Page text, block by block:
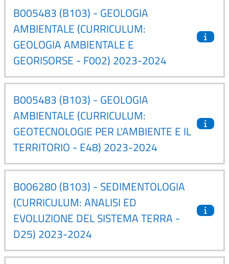
B005483 (B103) - GEOLOGIA
AMBIENTALE (CURRICULUM:
GEOLOGIA AMBIENTALE E
GEORISORSE - F002) 2023-2024
B005483 (B103) - GEOLOGIA
AMBIENTALE (CURRICULUM:
GEOTECNOLOGIE PER L'AMBIENTE E IL
TERRITORIO - E48) 2023-2024
B006280 (B103) - SEDIMENTOLOGIA
(CURRICULUM: ANALISI ED
EVOLUZIONE DEL SISTEMA TERRA -
D25) 2023-2024